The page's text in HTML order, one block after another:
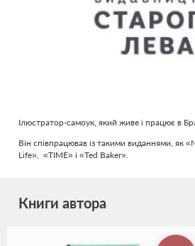
Ілюстратор-самоук, який живе і працює в
Він співпрацював із такими виданнями, як
Life», «TIME» і «Ted Baker».
Книги автора